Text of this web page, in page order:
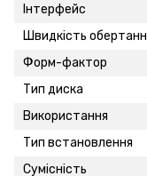
Інтерфейс
Швидкість
Форм-фактор
Тип диска
Використання
Тип встановлення
Сумісність